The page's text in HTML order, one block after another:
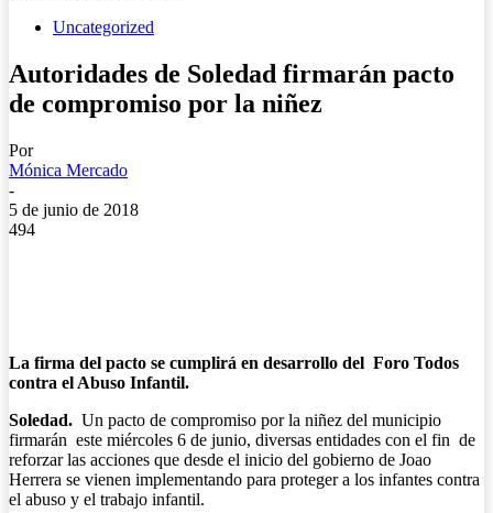
Uncategorized
Autoridades de Soledad firmarán pacto
de compromiso por la niñez
Por
Mónica Mercado
-
5 de junio de 2018
494
La firma del pacto se cumplirá en desarrollo del Foro Todos
contra el Abuso Infantil.
Soledad. Un pacto de compromiso por la niñez del municipio
firmarán este miércoles 6 de junio, diversas entidades con el fin de
reforzar las acciones que desde el inicio del gobierno de Joao
Herrera se vienen implementando para proteger a los infantes contra
el abuso y el trabajo infantil.